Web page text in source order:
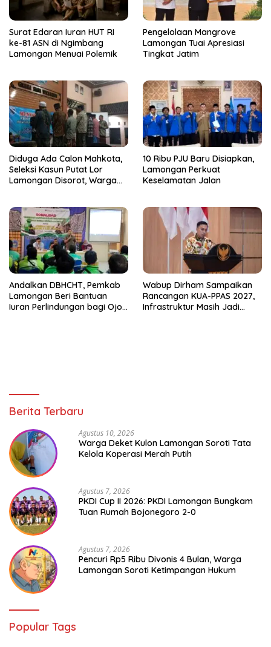
Surat Edaran Iuran HUT RI
ke-81 ASN di Ngimbang
Lamongan Menuai Polemik
Pengelolaan Mangrove
Lamongan Tuai Apresiasi
Tingkat Jatim
Diduga Ada Calon Mahkota,
Seleksi Kasun Putat Lor
Lamongan Disorot, Warga
10 Ribu PJU Baru Disiapkan,
Lamongan Perkuat
Keselamatan Jalan
Andalkan DBHCHT, Pemkab
Lamongan Beri Bantuan
Iuran Perlindungan bagi Ojol
Wabup Dirham Sampaikan
Rancangan KUA-PPAS 2027,
Infrastruktur Masih Jadi
Berita Terbaru
Agustus 10, 2026
Warga Deket Kulon Lamongan Soroti Tata
Kelola Koperasi Merah Putih
Agustus 7, 2026
PKDI Cup II 2026: PKDI Lamongan Bungkam
Tuan Rumah Bojonegoro 2-0
Agustus 7, 2026
Pencuri Rp5 Ribu Divonis 4 Bulan, Warga
Lamongan Soroti Ketimpangan Hukum
Popular Tags